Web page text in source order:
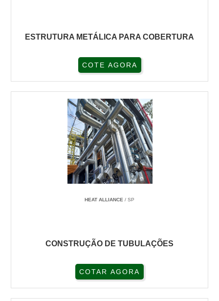
ESTRUTURA METÁLICA PARA COBERTURA
COTE AGORA
HEAT ALLIANCE / SP
CONSTRUÇÃO DE TUBULAÇÕES
COTAR AGORA